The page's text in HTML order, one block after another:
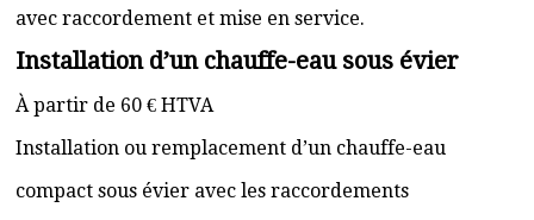
avec raccordement et mise en service.
Installation d’un chauffe-eau sous évier
À partir de 60 € HTVA
Installation ou remplacement d’un chauffe-eau
compact sous évier avec les raccordements